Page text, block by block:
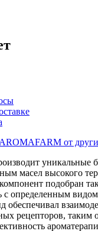
от
уникальные
масел высокого
подобран
с определенным
обеспечивал
рецепторов, таким